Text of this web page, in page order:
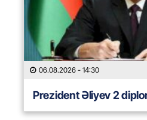
06.08.2026 - 14:30
Prezident Əliyev 2